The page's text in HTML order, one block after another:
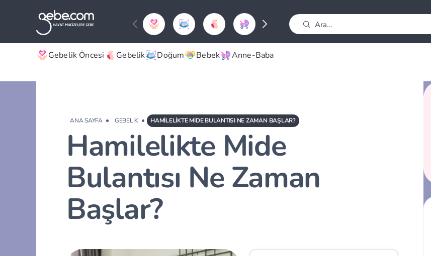
Gebelik Öncesi Gebelik Doğum Bebek Anne-Baba
ANA SAYFA GEBELIK HAMILELIKTE MIDE BULANTISI NE ZAMAN BAŞLAR?
Hamilelikte Mide
Bulantısı Ne Zaman
Başlar?